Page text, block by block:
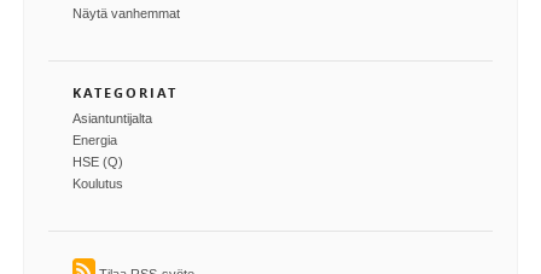
Näytä vanhemmat
KATEGORIAT
Asiantuntijalta
Energia
HSE (Q)
Koulutus